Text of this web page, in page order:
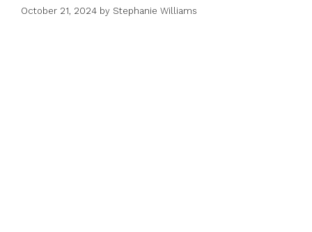
October 21, 2024 by Stephanie Williams